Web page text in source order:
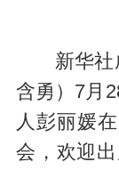
新华社成
含勇）7月
人彭丽媛
会，欢迎